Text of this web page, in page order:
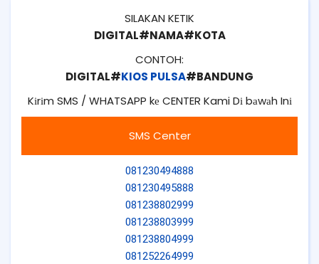
SILAKAN KETIK
DIGITAL#NAMA#KOTA
CONTOH:
DIGITAL#KIOS PULSA#BANDUNG
Kіrіm SMS / WHATSAPP kе CENTER Kami Dі bаwаh Inі
SMS Center
081230494888
081230495888
081238802999
081238803999
081238804999
081252264999